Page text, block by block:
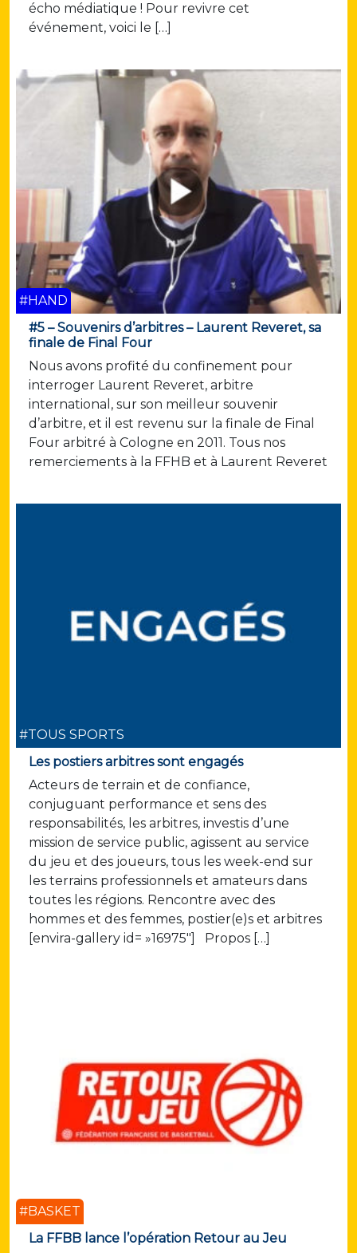
écho médiatique ! Pour revivre cet
événement, voici le […]
#HAND
#5 – Souvenirs d’arbitres – Laurent Reveret, sa
finale de Final Four
Nous avons profité du confinement pour
interroger Laurent Reveret, arbitre
international, sur son meilleur souvenir
d’arbitre, et il est revenu sur la finale de Final
Four arbitré à Cologne en 2011. Tous nos
remerciements à la FFHB et à Laurent Reveret
#TOUS SPORTS
Les postiers arbitres sont engagés
Acteurs de terrain et de confiance,
conjuguant performance et sens des
responsabilités, les arbitres, investis d’une
mission de service public, agissent au service
du jeu et des joueurs, tous les week-end sur
les terrains professionnels et amateurs dans
toutes les régions. Rencontre avec des
hommes et des femmes, postier(e)s et arbitres
[envira-gallery id= »16975″] Propos […]
#BASKET
La FFBB lance l’opération Retour au Jeu